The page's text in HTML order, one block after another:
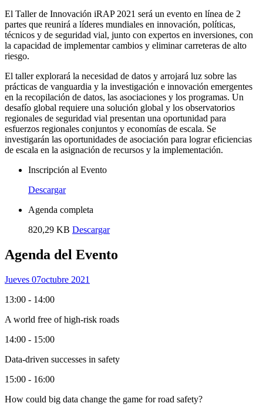
El Taller de Innovación iRAP 2021 será un evento en línea de 2
partes que reunirá a líderes mundiales en innovación, políticas,
técnicos y de seguridad vial, junto con expertos en inversiones, con
la capacidad de implementar cambios y eliminar carreteras de alto
riesgo.
El taller explorará la necesidad de datos y arrojará luz sobre las
prácticas de vanguardia y la investigación e innovación emergentes
en la recopilación de datos, las asociaciones y los programas. Un
desafío global requiere una solución global y los observatorios
regionales de seguridad vial presentan una oportunidad para
esfuerzos regionales conjuntos y economías de escala. Se
investigarán las oportunidades de asociación para lograr eficiencias
de escala en la asignación de recursos y la implementación.
Inscripción al Evento
Descargar
Agenda completa
820,29 KB Descargar
Agenda del Evento
Jueves 07Octubre 2021
13:00 - 14:00
A world free of high-risk roads
14:00 - 15:00
Data-driven successes in safety
15:00 - 16:00
How could big data change the game for road safety?